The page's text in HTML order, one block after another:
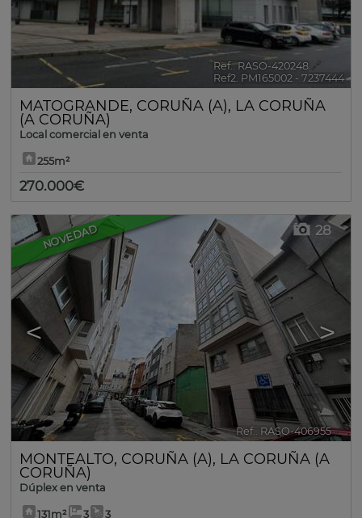
Ref.. RASO-420248 🔗
Ref2. PM165002 - 7237444
MATOGRANDE, CORUÑA (A), LA CORUÑA
(A CORUÑA)
Local comercial en venta
255m²
270.000€
NOVEDAD
< >
28
Ref.. RASO-406955 🔗
MONTEALTO, CORUÑA (A), LA CORUÑA (A
CORUÑA)
Dúplex en venta
131m² 3 3